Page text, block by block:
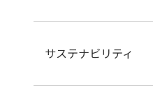
サステナビリティ